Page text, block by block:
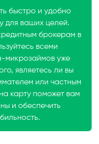
быстро и удобно
для ваших целей.
брокерам в
всеми
микрозаймов уже
являетесь ли вы
или частным
карту поможет вам
и обеспечить